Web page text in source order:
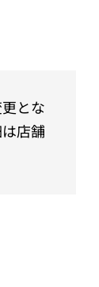
とな
店舗